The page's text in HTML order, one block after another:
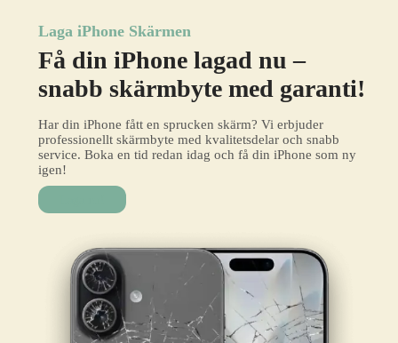
Laga iPhone Skärmen
Få din iPhone lagad nu –
snabb skärmbyte med garanti!
Har din iPhone fått en sprucken skärm? Vi erbjuder
professionellt skärmbyte med kvalitetsdelar och snabb
service. Boka en tid redan idag och få din iPhone som ny
igen!